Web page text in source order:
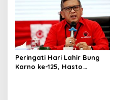
Peringati Hari Lahir Bung
Karno ke-125, Hasto